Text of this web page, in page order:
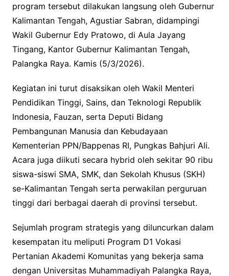
program tersebut dilakukan langsung oleh Gubernur
Kalimantan Tengah, Agustiar Sabran, didampingi
Wakil Gubernur Edy Pratowo, di Aula Jayang
Tingang, Kantor Gubernur Kalimantan Tengah,
Palangka Raya. Kamis (5/3/2026).
Kegiatan ini turut disaksikan oleh Wakil Menteri
Pendidikan Tinggi, Sains, dan Teknologi Republik
Indonesia, Fauzan, serta Deputi Bidang
Pembangunan Manusia dan Kebudayaan
Kementerian PPN/Bappenas RI, Pungkas Bahjuri Ali.
Acara juga diikuti secara hybrid oleh sekitar 90 ribu
siswa-siswi SMA, SMK, dan Sekolah Khusus (SKH)
se-Kalimantan Tengah serta perwakilan perguruan
tinggi dari berbagai daerah di provinsi tersebut.
Sejumlah program strategis yang diluncurkan dalam
kesempatan itu meliputi Program D1 Vokasi
Pertanian Akademi Komunitas yang bekerja sama
dengan Universitas Muhammadiyah Palangka Raya,